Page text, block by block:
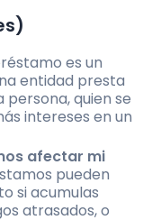
es un
entidad presta
quien se
intereses en un
afectar mi
pueden
si acumulas
atrasados, o